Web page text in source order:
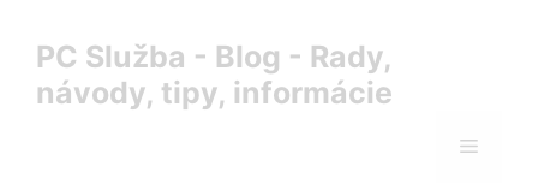
PC Služba - Blog - Rady,
návody, tipy, informácie
Menu